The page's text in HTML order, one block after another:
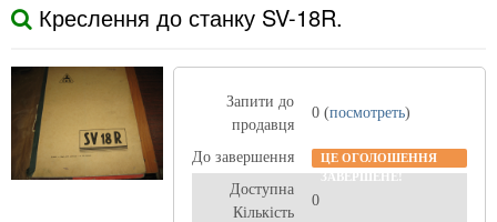
Креслення до станку SV-18R.
Запити до
продавця
0 (посмотреть)
До завершення
ЦЕ ОГОЛОШЕННЯ
ЗАВЕРШЕНЕ!
Доступна
Кількість
0